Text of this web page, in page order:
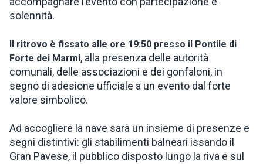
solennità.
Il ritrovo è fissato alle ore 19:50 presso il Pontile di
Forte dei Marmi, alla presenza delle autorità
comunali, delle associazioni e dei gonfaloni, in
segno di adesione ufficiale a un evento dal forte
valore simbolico.
Ad accogliere la nave sarà un insieme di presenze e
segni distintivi: gli stabilimenti balneari issando il
Gran Pavese, il pubblico disposto lungo la riva e sul